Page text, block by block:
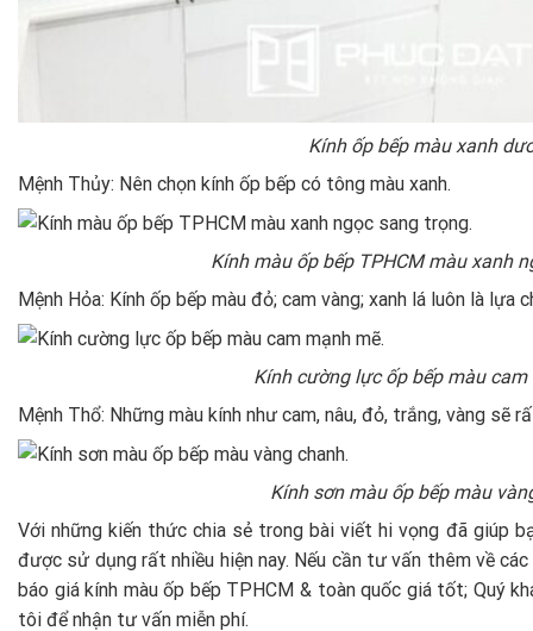
Kính ốp bếp màu xanh
Mệnh Thủy: Nên chọn kính ốp bếp có tông màu xanh.
Kính màu ốp bếp TPHCM màu xanh
Mệnh Hỏa: Kính ốp bếp màu đỏ; cam vàng; xanh lá luôn là lựa
Kính cường lực ốp bếp màu cam
Mệnh Thổ: Những màu kính như cam, nâu, đỏ, trắng, vàng sẽ
Kính sơn màu ốp bếp màu
Với những kiến thức chia sẻ trong bài viết hi vọng đã giúp
được sử dụng rất nhiều hiện nay. Nếu cần tư vấn thêm về
báo giá kính màu ốp bếp TPHCM & toàn quốc giá tốt; Quý
tôi để nhận tư vấn miễn phí.